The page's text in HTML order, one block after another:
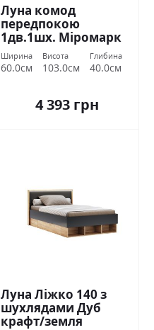
Луна комод
передпокою
1дв.1шх. Міромарк
Ширина
60.0см
Висота
103.0см
Глибина
40.0см
4 393 грн
Луна Ліжко 140 з
шухлядами Дуб
крафт/земля